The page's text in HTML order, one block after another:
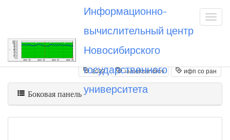
Информационно-
вычислительный центр
Новосибирского
государственного
университета
Вы посетили 20221230_iaaleksandrov
2022 iaaleksandrov ифп со ран
Боковая панель